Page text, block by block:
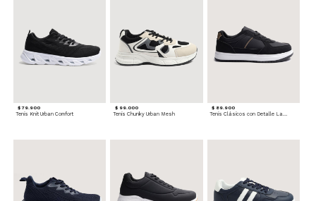
$ 79.900
Tenis Knit Urban Comfort
$ 99.000
Tenis Chunky Urban Mesh
$ 89.900